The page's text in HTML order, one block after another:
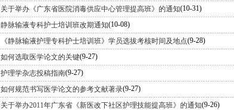
关于举办《广东省医院消毒供应中心管理提高班》的通知(10-31)
静脉输液专科护士培训班改期通知(10-08)
《静脉输液护理专科护士培训班》学员选拔考核时间及地点(9-28)
如何选取医学论文的关键(9-27)
护理学杂志投稿指南(9-27)
如何规范书写医学论文的参考文献著录(9-27)
关于举办2011年广东省《新医改下社区护理技能提高班》的通知(9-26)